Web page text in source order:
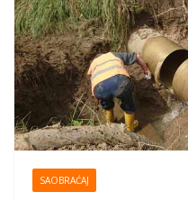
SAOBRAĆAJ